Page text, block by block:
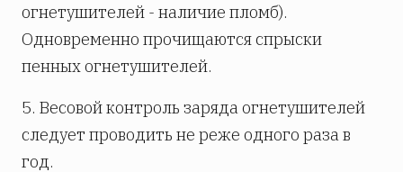
огнетушителей - наличие пломб).
Одновременно прочищаются спрыски
пенных огнетушителей.
5. Весовой контроль заряда огнетушителей
следует проводить не реже одного раза в
год.